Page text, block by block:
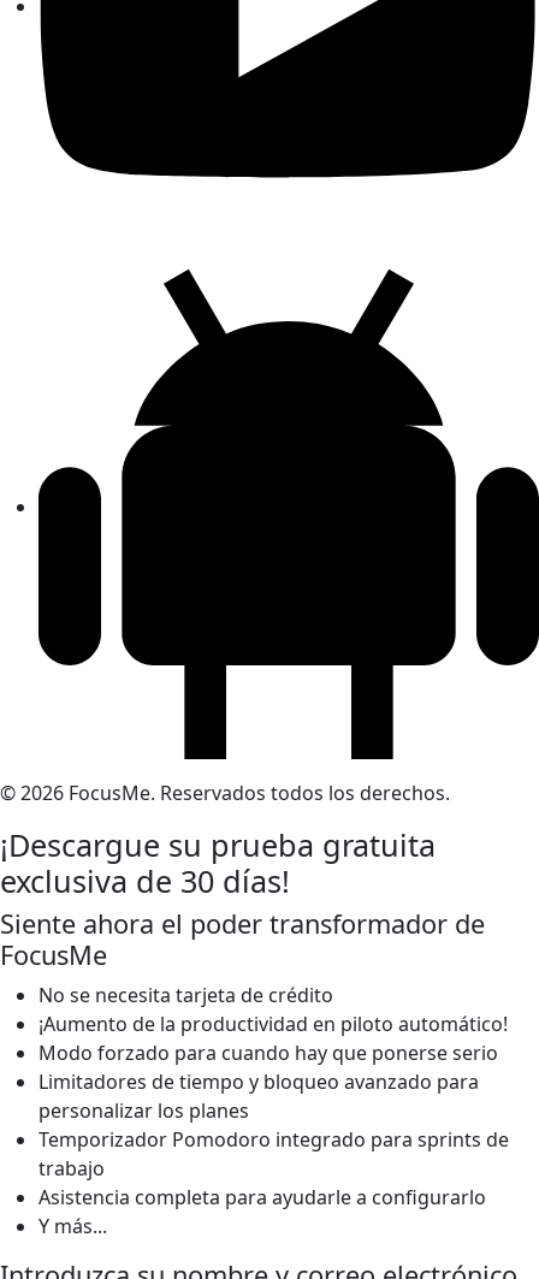
© 2026 FocusMe. Reservados todos los derechos.
¡Descargue su prueba gratuita
exclusiva de 30 días!
Siente ahora el poder transformador de
FocusMe
No se necesita tarjeta de crédito
¡Aumento de la productividad en piloto automático!
Modo forzado para cuando hay que ponerse serio
Limitadores de tiempo y bloqueo avanzado para
personalizar los planes
Temporizador Pomodoro integrado para sprints de
trabajo
Asistencia completa para ayudarle a configurarlo
Y más...